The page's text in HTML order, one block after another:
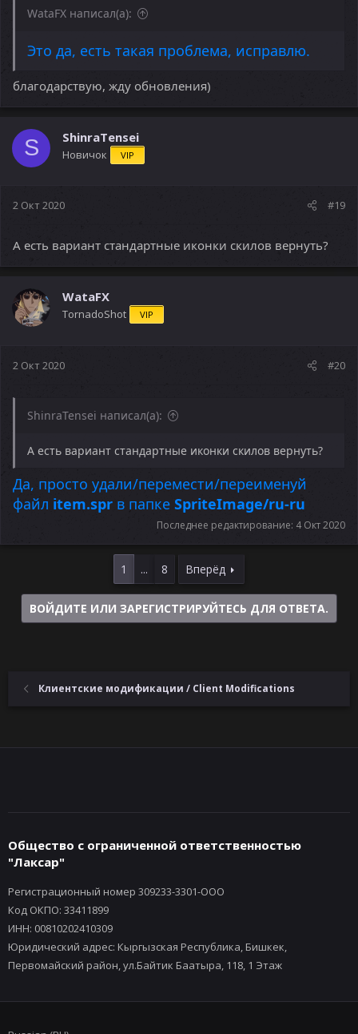
WataFX написал(а):
Это да, есть такая проблема, исправлю.
благодарствую, жду обновления)
S ShinraTensei
Новичок VIP
2 Окт 2020 #19
А есть вариант стандартные иконки скилов вернуть?
WataFX
TornadoShot VIP
2 Окт 2020 #20
ShinraTensei написал(а):
А есть вариант стандартные иконки скилов вернуть?
Да, просто удали/перемести/переименуй
файл item.spr в папке SpriteImage/ru-ru
Последнее редактирование: 4 Окт 2020
1 ... 8 Вперёд
ВОЙДИТЕ ИЛИ ЗАРЕГИСТРИРУЙТЕСЬ ДЛЯ ОТВЕТА.
Клиентские модификации / Client Modifications
Общество с ограниченной ответственностью
"Лаксар"
Регистрационный номер 309233-3301-ООО
Код ОКПО: 33411899
ИНН: 00810202410309
Юридический адрес: Кыргызская Республика, Бишкек,
Первомайский район, ул.Байтик Баатыра, 118, 1 Этаж